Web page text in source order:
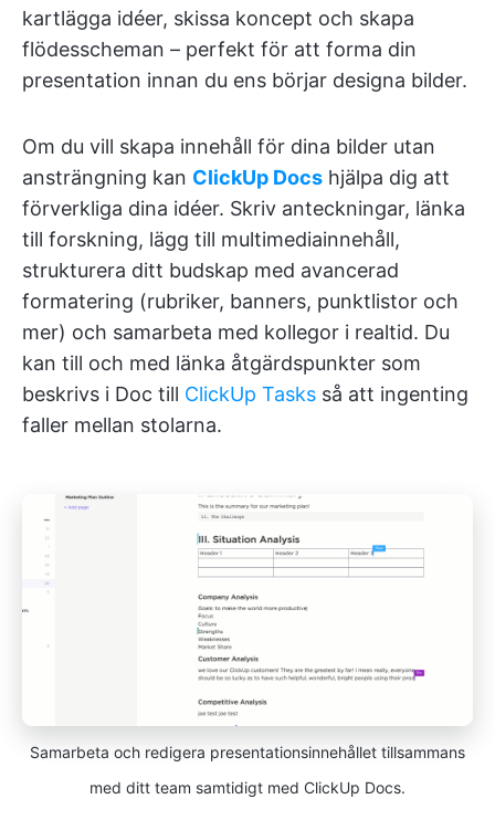
kartlägga idéer, skissa koncept och skapa
flödesscheman – perfekt för att forma din
presentation innan du ens börjar designa bilder.
Om du vill skapa innehåll för dina bilder utan
ansträngning kan ClickUp Docs hjälpa dig att
förverkliga dina idéer. Skriv anteckningar, länka
till forskning, lägg till multimediainnehåll,
strukturera ditt budskap med avancerad
formatering (rubriker, banners, punktlistor och
mer) och samarbeta med kollegor i realtid. Du
kan till och med länka åtgärdspunkter som
beskrivs i Doc till ClickUp Tasks så att ingenting
faller mellan stolarna.
Samarbeta och redigera presentationsinnehållet tillsammans
med ditt team samtidigt med ClickUp Docs.